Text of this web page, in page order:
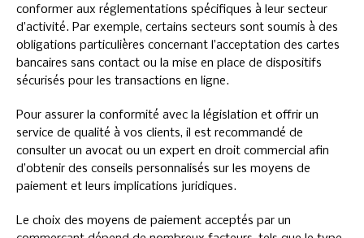
conformer aux réglementations spécifiques à leur secteur
d’activité. Par exemple, certains secteurs sont soumis à des
obligations particulières concernant l’acceptation des cartes
bancaires sans contact ou la mise en place de dispositifs
sécurisés pour les transactions en ligne.
Pour assurer la conformité avec la législation et offrir un
service de qualité à vos clients, il est recommandé de
consulter un avocat ou un expert en droit commercial afin
d’obtenir des conseils personnalisés sur les moyens de
paiement et leurs implications juridiques.
Le choix des moyens de paiement acceptés par un